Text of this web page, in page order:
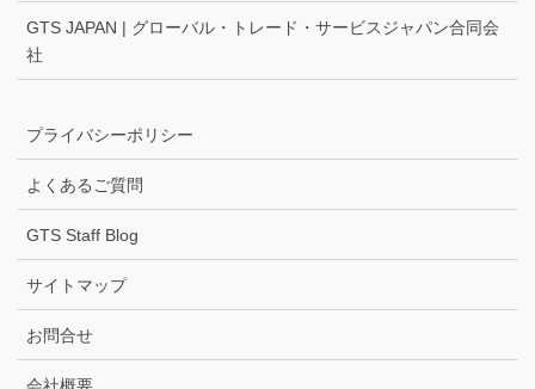
GTS JAPAN | グローバル・トレード・サービスジャパン合同会
社
プライバシーポリシー
よくあるご質問
GTS Staff Blog
サイトマップ
お問合せ
会社概要